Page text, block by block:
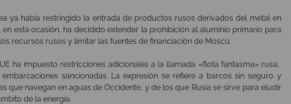
ya había restringido la entrada de productos rusos derivados del metal en
esta ocasión, ha decidido extender la prohibición al aluminio primario para
recursos rusos y limitar las fuentes de financiación de Moscú.
ha impuesto restricciones adicionales a la llamada «flota fantasma» rusa,
sancionadas. La expresión se refiere a barcos sin seguro y
que navegan en aguas de Occidente, y de los que Rusia se sirve para eludir
de la energía.